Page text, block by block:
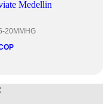
20MMHG